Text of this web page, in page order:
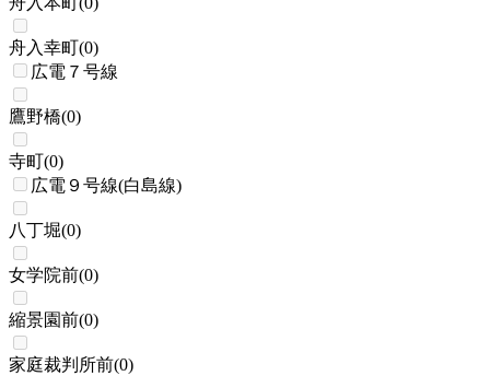
舟入幸町(0)
広電７号線
鷹野橋(0)
寺町(0)
広電９号線(白島線)
八丁堀(0)
女学院前(0)
縮景園前(0)
家庭裁判所前(0)